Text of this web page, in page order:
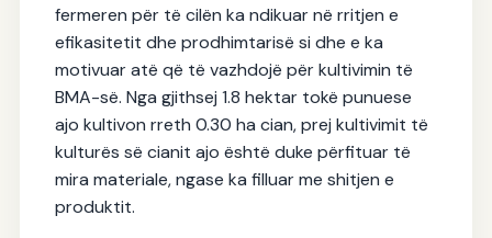
fermeren për të cilën ka ndikuar në rritjen e
efikasitetit dhe prodhimtarisë si dhe e ka
motivuar atë që të vazhdojë për kultivimin të
BMA-së. Nga gjithsej 1.8 hektar tokë punuese
ajo kultivon rreth 0.30 ha cian, prej kultivimit të
kulturës së cianit ajo është duke përfituar të
mira materiale, ngase ka filluar me shitjen e
produktit.